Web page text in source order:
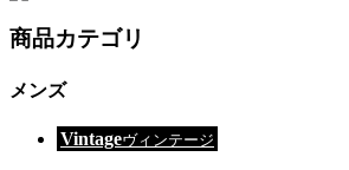
商品カテゴリ
メンズ
Vintageヴィンテージ